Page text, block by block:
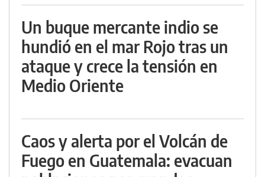
Un buque mercante indio se
hundió en el mar Rojo tras un
ataque y crece la tensión en
Medio Oriente
Caos y alerta por el Volcán de
Fuego en Guatemala: evacuan